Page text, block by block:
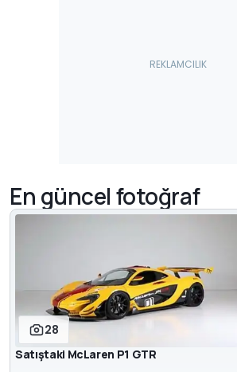
En güncel fotoğraf
28
Satıştaki McLaren P1 GTR